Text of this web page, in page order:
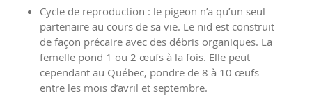
Cycle de reproduction : le pigeon n’a qu’un seul
partenaire au cours de sa vie. Le nid est construit
de façon précaire avec des débris organiques. La
femelle pond 1 ou 2 œufs à la fois. Elle peut
cependant au Québec, pondre de 8 à 10 œufs
entre les mois d’avril et septembre.